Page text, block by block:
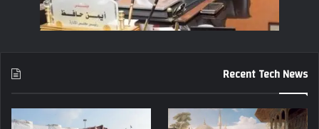
Recent Tech News